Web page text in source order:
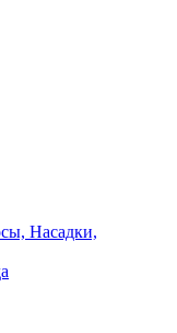
Насадки,